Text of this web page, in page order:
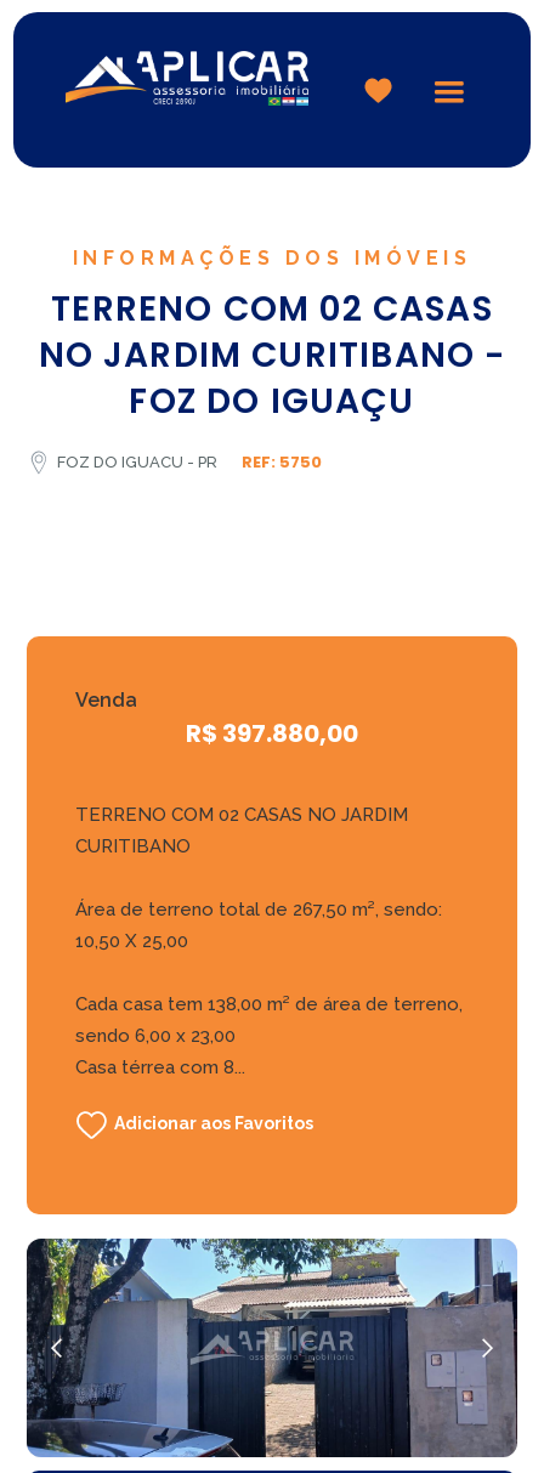
INFORMAÇÕES DOS IMÓVEIS
TERRENO COM 02 CASAS
NO JARDIM CURITIBANO -
FOZ DO IGUAÇU
FOZ DO IGUACU - PR REF: 5750
Venda
R$ 397.880,00
TERRENO COM 02 CASAS NO JARDIM
CURITIBANO
Área de terreno total de 267,50 m², sendo:
10,50 X 25,00
Cada casa tem 138,00 m² de área de terreno,
sendo 6,00 x 23,00
Casa térrea com 8...
Adicionar aos Favoritos